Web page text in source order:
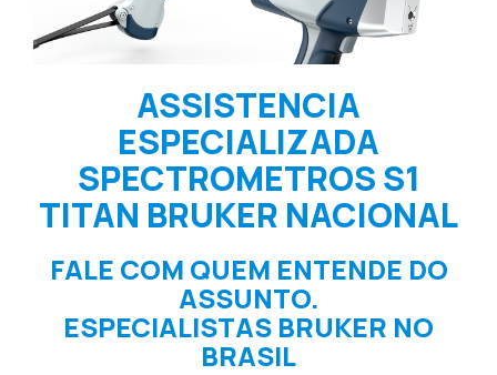
ASSISTENCIA
ESPECIALIZADA
SPECTROMETROS S1
TITAN BRUKER NACIONAL
FALE COM QUEM ENTENDE DO
ASSUNTO.
ESPECIALISTAS BRUKER NO
BRASIL